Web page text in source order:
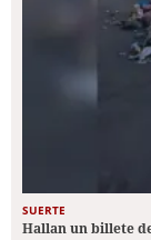
SUERTE
Hallan un billete